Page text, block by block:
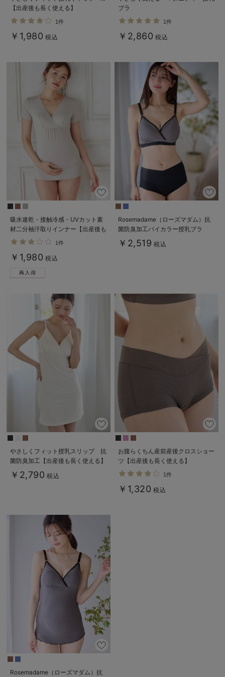
【出産後も長く使える】
1件
￥1,980 税込
ブラ
1件
￥2,860 税込
吸水速乾・接触冷感・UVカット素
材二分袖汗取りインナー【出産後も
長く使える】
1件
￥1,980 税込
Rosemadame（ローズマダム）抗
菌防臭加工バイカラー授乳ブラ
￥2,519 税込
やさしくフィット授乳スリップ 抗
菌防臭加工【出産後も長く使える】
￥2,790 税込
お腹らくちん産前産後クロスショー
ツ【出産後も長く使える】
1件
￥1,320 税込
Rosemadame（ローズマダム）抗